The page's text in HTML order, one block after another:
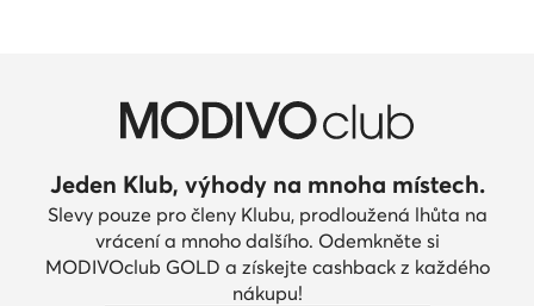
Jeden Klub, výhody na mnoha místech.
Slevy pouze pro členy Klubu, prodloužená lhůta na
vrácení a mnoho dalšího. Odemkněte si
MODIVOclub GOLD a získejte cashback z každého
nákupu!